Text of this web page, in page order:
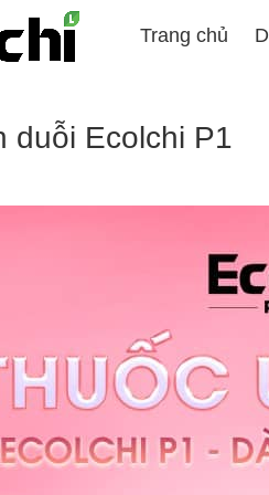
Trang chủ
duỗi Ecolchi P1